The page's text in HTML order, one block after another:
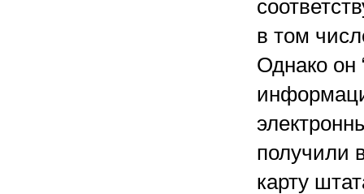
в том
Однако он
получили
карту